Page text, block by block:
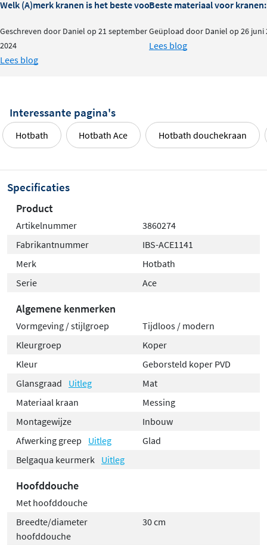
Welk (A)merk kranen is het beste voor je badkamer?
Geschreven door Daniel op 21 september
2024
Lees blog
Beste materiaal voor kranen:
Geüpload door Daniel op 26 juni
Lees blog
Interessante pagina's
Hotbath Hotbath Ace Hotbath douchekraan
Specificaties
Product
Artikelnummer
3860274
Fabrikantnummer
IBS-ACE1141
Merk
Hotbath
Serie
Ace
Algemene kenmerken
Vormgeving / stijlgroep
Tijdloos / modern
Kleurgroep
Koper
Kleur
Geborsteld koper PVD
Glansgraad
Uitleg
Mat
Materiaal kraan
Messing
Montagewijze
Inbouw
Afwerking greep
Uitleg
Glad
Belgaqua keurmerk
Uitleg
Hoofddouche
Met hoofddouche
Breedte/diameter
hoofddouche
30 cm